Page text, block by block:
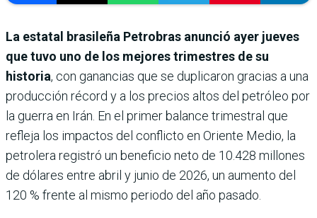
La estatal brasileña Petrobras anunció ayer jueves
que tuvo uno de los mejores trimestres de su
historia, con ganancias que se duplicaron gracias a una
producción récord y a los precios altos del petróleo por
la guerra en Irán. En el primer balance trimestral que
refleja los impactos del conflicto en Oriente Medio, la
petrolera registró un beneficio neto de 10.428 millones
de dólares entre abril y junio de 2026, un aumento del
120 % frente al mismo periodo del año pasado.